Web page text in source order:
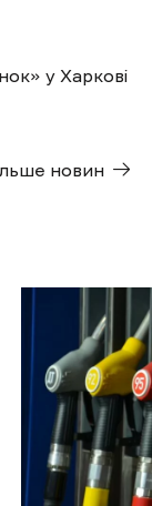
у Харкові
новин